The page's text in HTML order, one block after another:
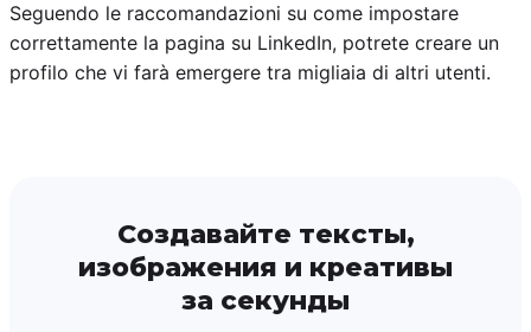
Seguendo le raccomandazioni su come impostare
correttamente la pagina su LinkedIn, potrete creare un
profilo che vi farà emergere tra migliaia di altri utenti.
Создавайте тексты,
изображения и креативы
за секунды